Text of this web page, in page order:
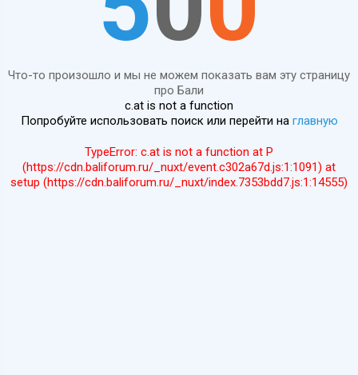
Что-то произошло и мы не можем показать вам эту страницу
про Бали
c.at is not a function
Попробуйте использовать поиск или перейти на главную
TypeError: c.at is not a function at P
(https://cdn.baliforum.ru/_nuxt/event.c302a67d.js:1:1091) at
setup (https://cdn.baliforum.ru/_nuxt/index.7353bdd7.js:1:14555)